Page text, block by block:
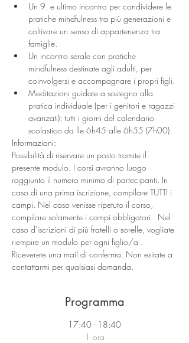
Un 9. e ultimo incontro per condividere le
pratiche mindfulness tra più generazioni e
coltivare un senso di appartenenza tra
famiglie.
Un incontro serale con pratiche
mindfulness destinate agli adulti, per
coinvolgersi e accompagnare i propri figli.
Meditazioni guidate a sostegno alla
pratica individuale (per i genitori e ragazzi
avanzati): tutti i giorni del calendario
scolastico da lle 6h45 alle 6h55 (7h00).
Informazioni:
Possibilità di riservare un posto tramite il
presente modulo. I corsi avranno luogo
raggiunto il numero minimo di partecipanti. In
caso di una prima iscrizione, compilare TUTTI i
campi. Nel caso venisse ripetuto il corso,
compilare solamente i campi obbligatori.  Nel
caso d'iscrizioni di più fratelli o sorelle, vogliate
riempire un modulo per ogni figlio/a .
Riceverete una mail di conferma. Non esitate a
contattarmi per qualsiasi domanda.
Programma
17:40 - 18:40
1 ora